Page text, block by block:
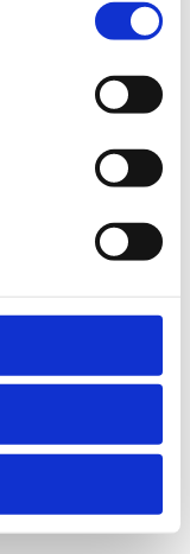
for more